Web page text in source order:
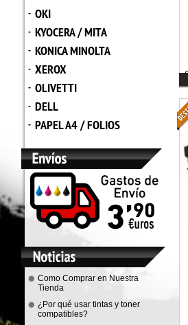
- OKI
- KYOCERA / MITA
- KONICA MINOLTA
- XEROX
- OLIVETTI
- DELL
- PAPEL A4 / FOLIOS
Como Comprar en Nuestra
Tienda
¿Por qué usar tintas y toner
compatibles?